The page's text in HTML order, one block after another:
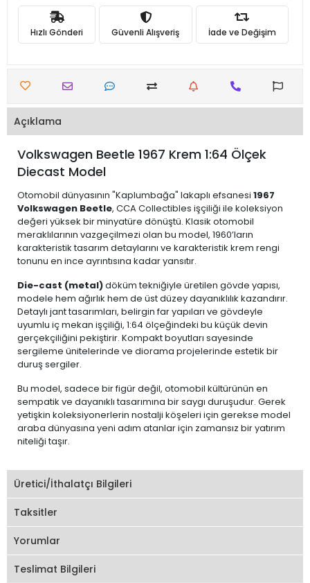
Hızlı Gönderi Güvenli Alışveriş İade ve Değişim
Açıklama
Volkswagen Beetle 1967 Krem 1:64 Ölçek
Diecast Model
Otomobil dünyasının "Kaplumbağa" lakaplı efsanesi 1967
Volkswagen Beetle, CCA Collectibles işçiliği ile koleksiyon
değeri yüksek bir minyatüre dönüştü. Klasik otomobil
meraklılarının vazgeçilmezi olan bu model, 1960’ların
karakteristik tasarım detaylarını ve karakteristik krem rengi
tonunu en ince ayrıntısına kadar yansıtır.
Die-cast (metal)döküm tekniğiyle üretilen gövde yapısı,
modele hem ağırlık hem de üst düzey dayanıklılık kazandırır.
Detaylı jant tasarımları, belirgin far yapıları ve gövdeyle
uyumlu iç mekan işçiliği, 1:64 ölçeğindeki bu küçük devin
gerçekçiliğini pekiştirir. Kompakt boyutları sayesinde
sergileme ünitelerinde ve diorama projelerinde estetik bir
duruş sergiler.
Bu model, sadece bir figür değil, otomobil kültürünün en
sempatik ve dayanıklı tasarımına bir saygı duruşudur. Gerek
yetişkin koleksiyonerlerin nostalji köşeleri için gerekse model
araba dünyasına yeni adım atanlar için zamansız bir yatırım
niteliği taşır.
Üretici/İthalatçı Bilgileri
Taksitler
Yorumlar
Teslimat Bilgileri